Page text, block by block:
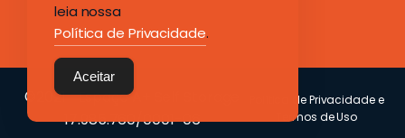
©2021 -Espaço A+ Self Storage
17.985.760/0001-06
Política de Privacidade e
Termos de Uso
leia nossa
Política de Privacidade.
Aceitar